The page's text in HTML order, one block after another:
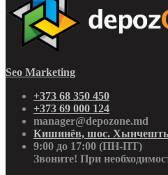
Seo Marketing
+373 68 350 450
+373 69 000 124
manager@depozone.md
Кишинёв, шос.
9:00 до 17:00 (ПН-ПТ)
Звоните! При